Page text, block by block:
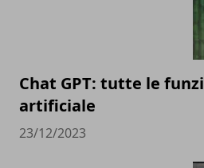
Chat GPT: tutte le
artificiale
23/12/2023